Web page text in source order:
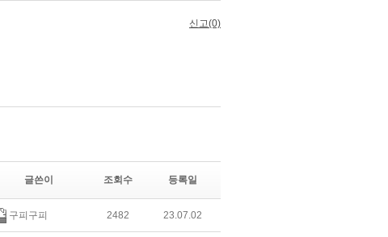
글쓴이 조회수 등록일
구피구피 2482 23.07.02